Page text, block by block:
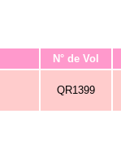
N° de Vol
QR1399